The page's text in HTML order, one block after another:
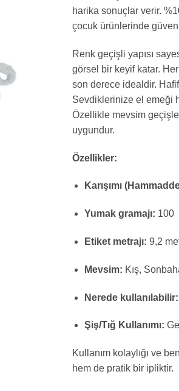
harika sonuçlar verir.
çocuk ürünlerinde
Renk geçişli yapısı
görsel bir keyif katar.
son derece idealdir.
Sevdiklerinize el emeği
Özellikle mevsim
uygundur.
Özellikler:
Karışımı
Yumak gramajı: 100
Etiket metrajı: 9,2
Mevsim: Kış,
Nerede kullanılabilir:
Şiş/Tığ Kullanımı:
Kullanım kolaylığı ve
hem de pratik bir ipliktir.